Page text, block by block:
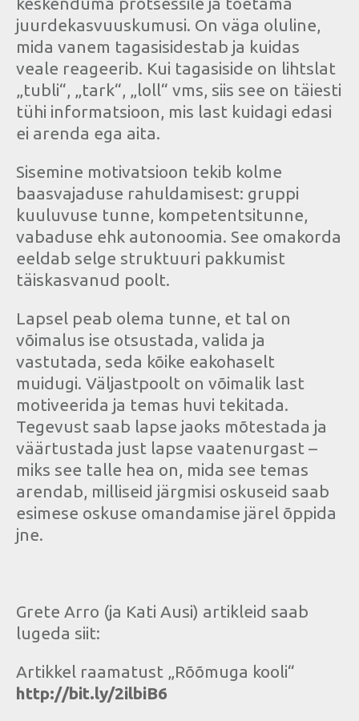
juurdekasvuuskumusi. On väga oluline,
mida vanem tagasisidestab ja kuidas
veale reageerib. Kui tagasiside on lihtslat
„tubli“, „tark“, „loll“ vms, siis see on täiesti
tühi informatsioon, mis last kuidagi edasi
ei arenda ega aita.
Sisemine motivatsioon tekib kolme
baasvajaduse rahuldamisest: gruppi
kuuluvuse tunne, kompetentsitunne,
vabaduse ehk autonoomia. See omakorda
eeldab selge struktuuri pakkumist
täiskasvanud poolt.
Lapsel peab olema tunne, et tal on
võimalus ise otsustada, valida ja
vastutada, seda kõike eakohaselt
muidugi. Väljastpoolt on võimalik last
motiveerida ja temas huvi tekitada.
Tegevust saab lapse jaoks mõtestada ja
väärtustada just lapse vaatenurgast –
miks see talle hea on, mida see temas
arendab, milliseid järgmisi oskuseid saab
esimese oskuse omandamise järel õppida
jne.
Grete Arro (ja Kati Ausi) artikleid saab
lugeda siit:
Artikkel raamatust „Rõõmuga kooli“
http://bit.ly/2ilbiB6